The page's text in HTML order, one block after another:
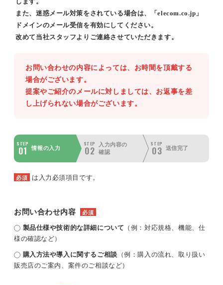
また、迷惑メール対策をされている場合は、「elecom.co.jp」
ドメインのメール受信を有効にしてください。
改めて当社スタッフよりご連絡させていただきます。
お問い合わせの内容によっては、お時間を頂戴する
場合がございます。
提案やご紹介のメールに対しましては、お返事を差
し上げられない場合がございます。
STEP
01 情報の入力
STEP
02
入力内容の
確認
STEP
03 送信完了
必須 は入力必須項目です。
お問い合わせ内容 必須
製品仕様や技術的な詳細について （例：対応規格、機能、仕
様の確認など）
購入方法や導入に関するご相談 （例：購入の流れ、取り扱い
販売店のご案内、案件のご相談など）